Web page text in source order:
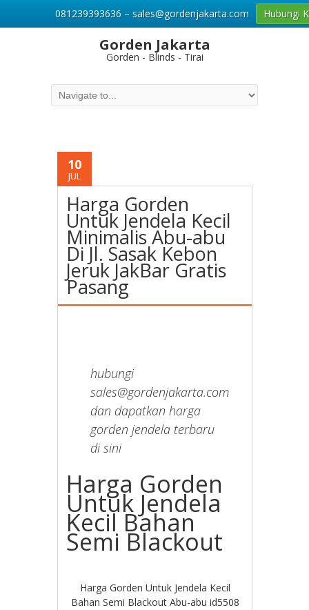
Gorden Jakarta
Gorden - Blinds - Tirai
10
JUL
Harga Gorden
Untuk Jendela Kecil
Minimalis Abu-abu
Di Jl. Sasak Kebon
Jeruk JakBar Gratis
Pasang
hubungi
sales@gordenjakarta.com
dan dapatkan harga
gorden jendela terbaru
di sini
Harga Gorden
Untuk Jendela
Kecil Bahan
Semi Blackout
Harga Gorden Untuk Jendela Kecil
Bahan Semi Blackout Abu-abu id5508
081239393636 – sales@gordenjakarta.com Hubungi